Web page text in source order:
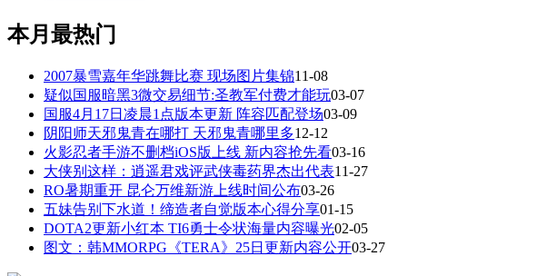
本月最热门
2007暴雪嘉年华跳舞比赛 现场图片集锦11-08
疑似国服暗黑3微交易细节:圣教军付费才能玩03-07
国服4月17日凌晨1点版本更新 阵容匹配登场03-09
阴阳师天邪鬼青在哪打 天邪鬼青哪里多12-12
火影忍者手游不删档iOS版上线 新内容抢先看03-16
大侠别这样：逍遥君戏评武侠毒药界杰出代表11-27
RO暑期重开 昆仑万维新游上线时间公布03-26
五妹告别下水道！缔造者自觉版本心得分享01-15
DOTA2更新小红本 TI6勇士令状海量内容曝光02-05
图文：韩MMORPG《TERA》25日更新内容公开03-27